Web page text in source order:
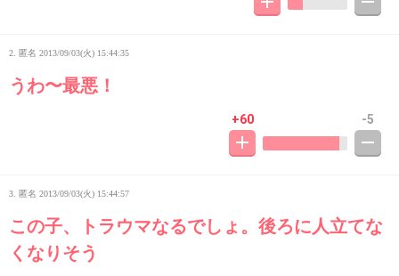
2. 匿名 2013/09/03(火) 15:44:35
うわ〜最悪！
+60 -5
3. 匿名 2013/09/03(火) 15:44:57
この子、トラウマなるでしょ。後ろに人立てな
くなりそう